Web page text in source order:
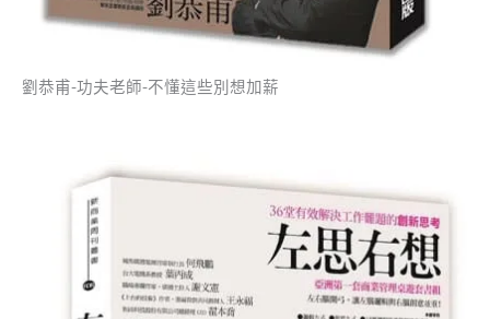
劉恭甫-功夫老師-不懂這些別想加薪